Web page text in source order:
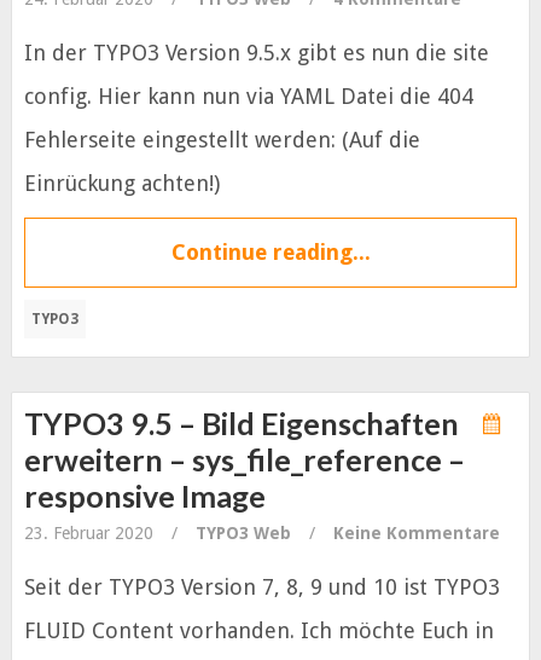
In der TYPO3 Version 9.5.x gibt es nun die site
config. Hier kann nun via YAML Datei die 404
Fehlerseite eingestellt werden: (Auf die
Einrückung achten!)
Continue reading...
TYPO3
TYPO3 9.5 – Bild Eigenschaften
erweitern – sys_file_reference –
responsive Image
23. Februar 2020 / TYPO3 Web / Keine Kommentare
Seit der TYPO3 Version 7, 8, 9 und 10 ist TYPO3
FLUID Content vorhanden. Ich möchte Euch in